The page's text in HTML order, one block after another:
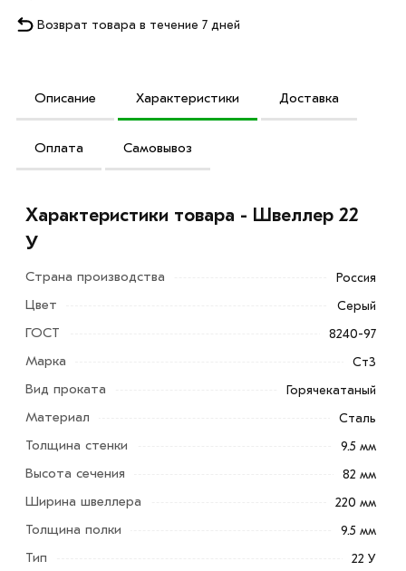
Возврат товара в течение 7 дней
Описание Характеристики Доставка
Оплата Самовывоз
Характеристики товара - Швеллер 22
У
Страна производства Россия
Цвет Серый
ГОСТ 8240-97
Марка Ст3
Вид проката Горячекатаный
Материал Сталь
Толщина стенки 9.5 мм
Высота сечения 82 мм
Ширина швеллера 220 мм
Толщина полки 9.5 мм
Тип 22 У